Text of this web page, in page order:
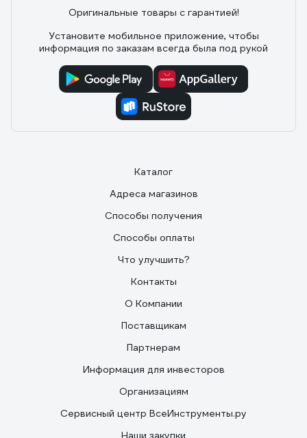
Оригинальные товары с гарантией!
Установите мобильное приложение, чтобы
информация по заказам всегда была под рукой
Каталог
Адреса магазинов
Способы получения
Способы оплаты
Что улучшить?
Контакты
О Компании
Поставщикам
Партнерам
Информация для инвесторов
Организациям
Сервисный центр ВсеИнструменты.ру
Наши закупки